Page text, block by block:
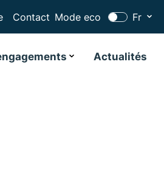
Contact Mode eco Fr
Actualités